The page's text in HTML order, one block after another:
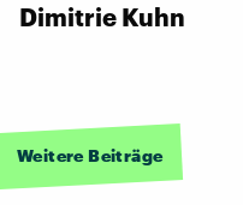
Dimitrie Kuhn
Weitere Beiträge